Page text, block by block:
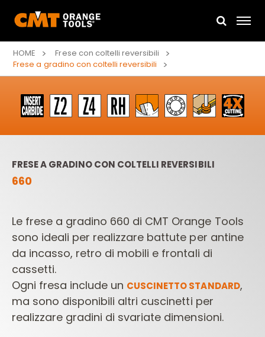
HOME
Frese con coltelli reversibili
Frese a gradino con coltelli reversibili
FRESE A GRADINO CON COLTELLI REVERSIBILI
660
Le frese a gradino 660 di CMT Orange Tools
sono ideali per realizzare battute per antine
da incasso, retro di mobili e frontali di
cassetti.
Ogni fresa include un CUSCINETTO STANDARD,
ma sono disponibili altri cuscinetti per
realizzare gradini di svariate dimensioni.